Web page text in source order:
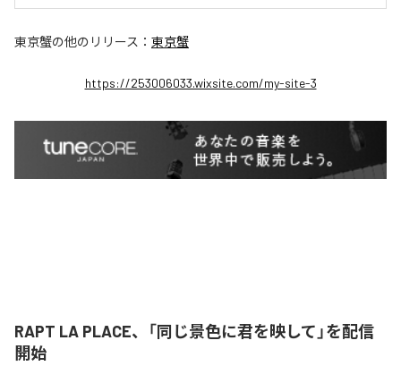
東京蟹の他のリリース： 東京蟹
https://253006033.wixsite.com/my-site-3
RAPT LA PLACE、「同じ景色に君を映して」を配信
開始